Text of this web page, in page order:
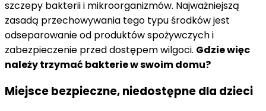
szczepy bakterii i mikroorganizmów. Najważniejszą
zasadą przechowywania tego typu środków jest
odseparowanie od produktów spożywczych i
zabezpieczenie przed dostępem wilgoci. Gdzie więc
należy trzymać bakterie w swoim domu?
Miejsce bezpieczne, niedostępne dla dzieci